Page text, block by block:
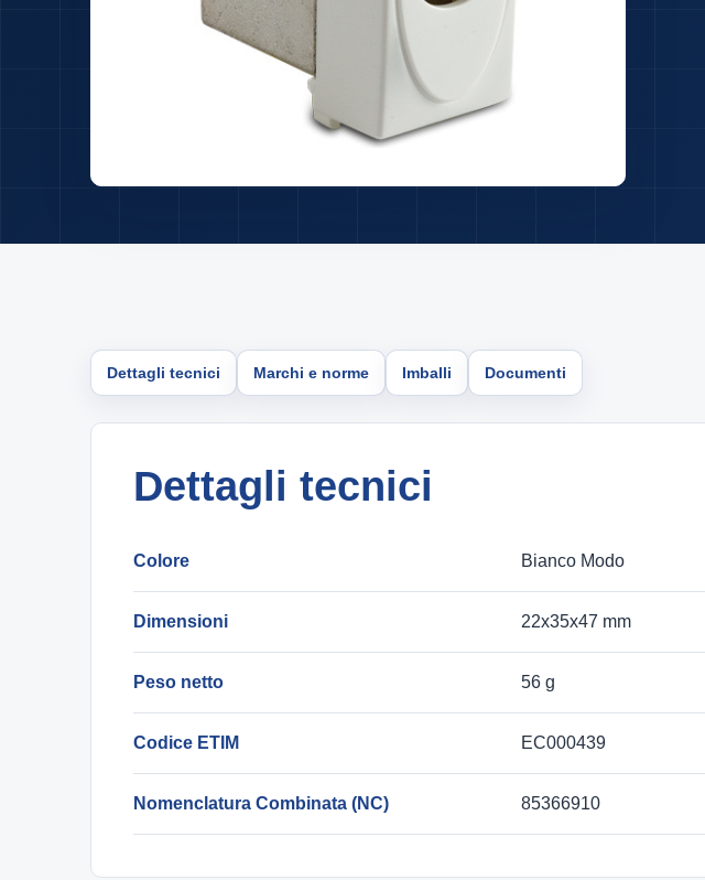
Dettagli tecnici Marchi e norme Imballi Documenti
Dettagli tecnici
Colore Bianco Modo
Dimensioni 22x35x47 mm
Peso netto 56 g
Codice ETIM EC000439
Nomenclatura Combinata (NC) 85366910